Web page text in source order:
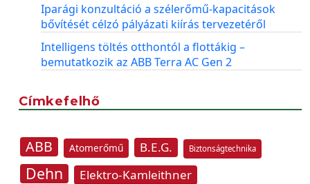
Iparági konzultáció a szélerőmű-kapacitások
bővítését célzó pályázati kiírás tervezetéről
Intelligens töltés otthontól a flottákig –
bemutatkozik az ABB Terra AC Gen 2
Címkefelhő
ABB Atomerőmű B.E.G. Biztonságtechnika
Dehn
Elektro-Kamleithner